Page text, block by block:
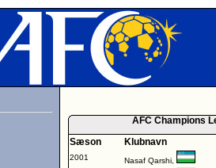
AFC Champions
Sæson
Klubnavn
2001
Nasaf Qarshi,